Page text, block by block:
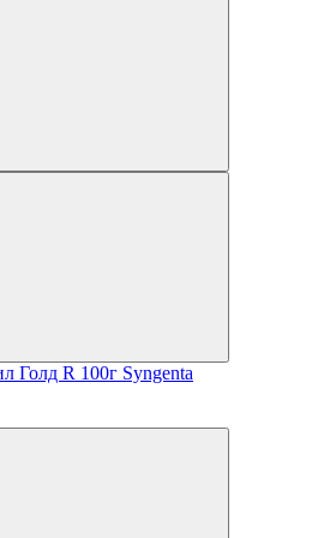
Голд R 100г Syngenta